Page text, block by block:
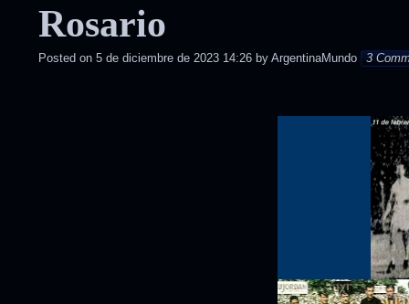
Rosario
Posted on 5 de diciembre de 2023 14:26 by ArgentinaMundo 3